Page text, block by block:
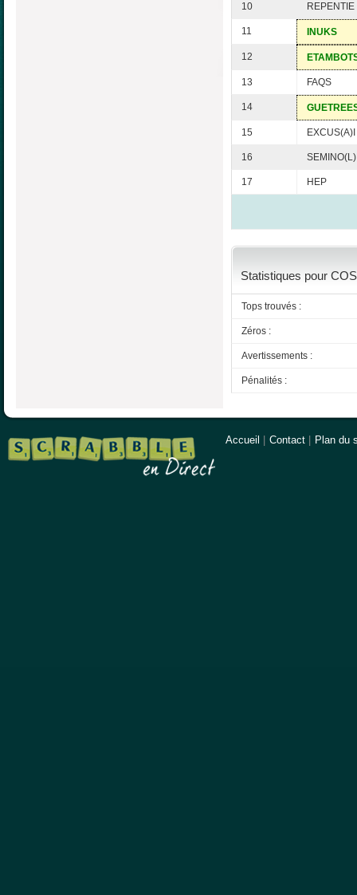
10 REPENTIE
11 INUKS
12
13 FAQS
14
15 EXCUS(A)I
16
17 HEP
Statistiques pour
Tops trouvés :
Zéros :
Avertissements :
Pénalités :
Accueil Contact Plan du